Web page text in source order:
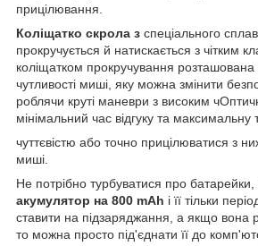
прицілювання.
Коліщатко скрола з спеціального
прокручується й натискається з чітким
коліщатком прокручування
чутливості миші, яку можна змінити
роблячи круті маневри з високим
мінімальний час відгуку та максимальну
чуттєвістю або точно прицілюватися з
миші.
Не потрібно турбуватися про
акумулятор на 800 mAh і її тільки
ставити на підзаряджання, а якщо вона
то можна просто під'єднати її до